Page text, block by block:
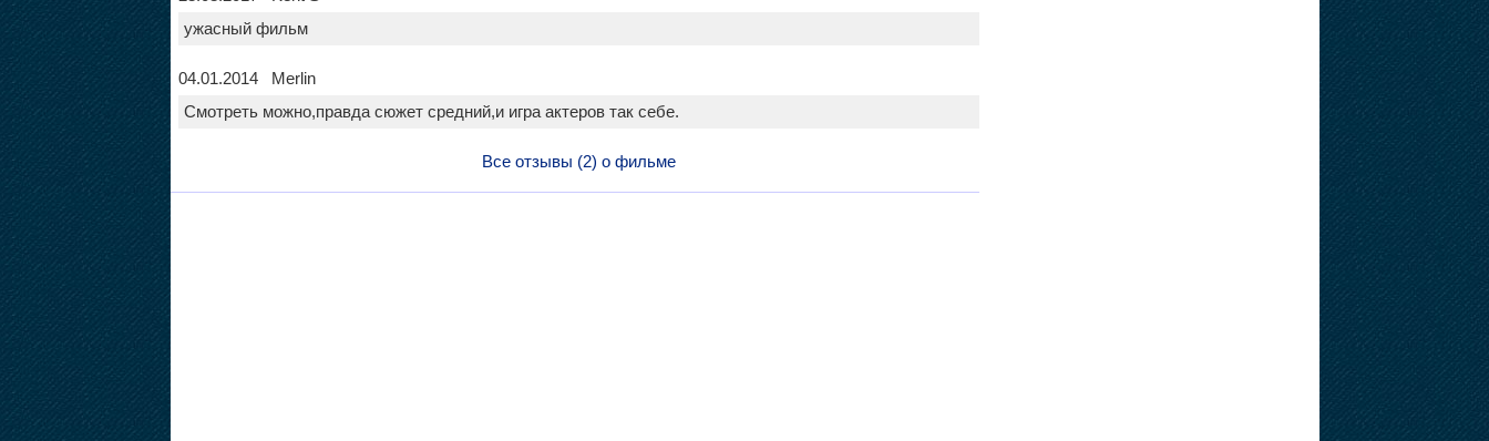
ужасный фильм
04.01.2014 Merlin
Смотреть можно,правда сюжет средний,и игра актеров так себе.
Все отзывы (2) о фильме